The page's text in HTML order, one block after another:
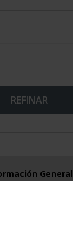
REFINAR
General